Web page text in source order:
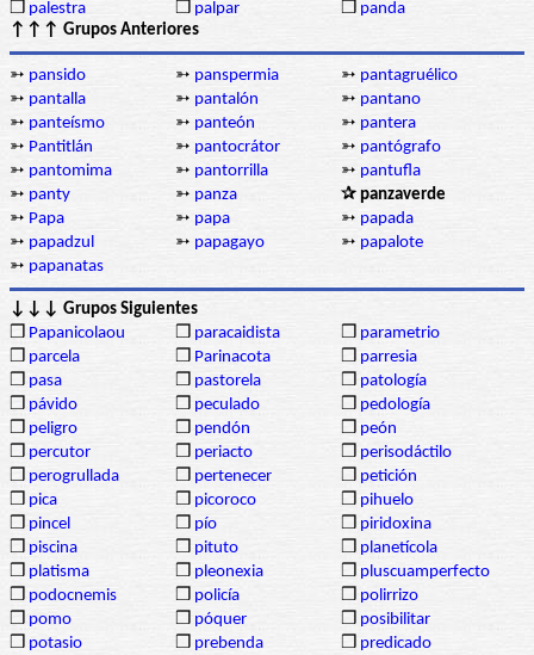
❒ palestra ❒ palpar ❒ panda
↑↑↑ Grupos Anteriores
➳ pansido ➳ panspermia ➳ pantagruélico
➳ pantalla ➳ pantalón ➳ pantano
➳ panteísmo ➳ panteón ➳ pantera
➳ Pantitlán ➳ pantocrátor ➳ pantógrafo
➳ pantomima ➳ pantorrilla ➳ pantufla
➳ panty ➳ panza
✰ panzaverde
➳ Papa ➳ papa ➳ papada
➳ papadzul ➳ papagayo ➳ papalote
➳ papanatas
↓↓↓ Grupos Siguientes
❒ Papanicolaou ❒ paracaidista ❒ parametrio
❒ parcela ❒ Parinacota ❒ parresia
❒ pasa ❒ pastorela ❒ patología
❒ pávido ❒ peculado ❒ pedología
❒ peligro ❒ pendón ❒ peón
❒ percutor ❒ periacto ❒ perisodáctilo
❒ perogrullada ❒ pertenecer ❒ petición
❒ pica ❒ picoroco ❒ pihuelo
❒ pincel ❒ pío ❒ piridoxina
❒ piscina ❒ pituto ❒ planetícola
❒ platisma ❒ pleonexia ❒ pluscuamperfecto
❒ podocnemis ❒ policía ❒ polirrizo
❒ pomo ❒ póquer ❒ posibilitar
❒ potasio ❒ prebenda ❒ predicado